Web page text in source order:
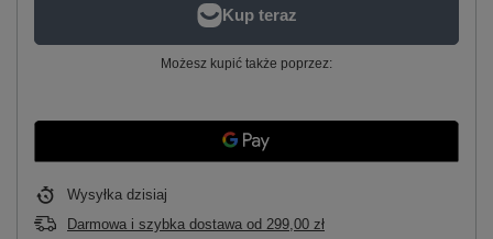
Możesz kupić także poprzez:
Wysyłka dzisiaj
Darmowa i szybka dostawa od 299,00 zł